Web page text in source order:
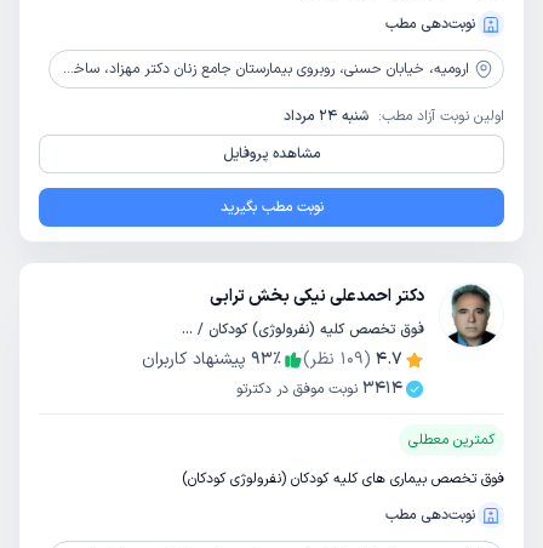
نوبت‌دهی مطب
ارومیه، خیابان حسنی، روبروی بیمارستان جامع زنان دکتر مهزاد، ساختمان پزشکان نوبل، طبقه 4، واحد 7
اولین نوبت آزاد مطب: شنبه 24 مرداد
مشاهده پروفایل
نوبت مطب بگیرید
دکتر احمدعلی نیکی بخش ترابی
فوق تخصص کلیه (نفرولوژی) کودکان / تخصص کودکان و اطفال
4.7
(
109 نظر) 93٪
پیشنهاد کاربران
3414 نوبت موفق در دکترتو
کمترین معطلی
فوق تخصص بیماری های کلیه کودکان (نفرولوژی کودکان)
نوبت‌دهی مطب